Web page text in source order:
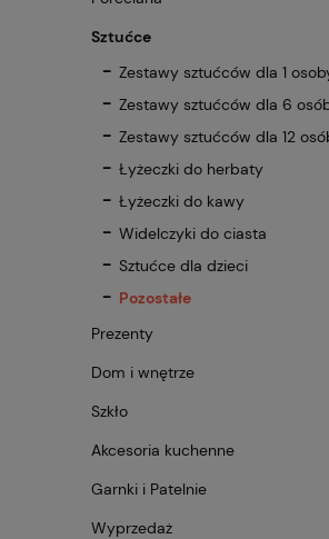
Sztućce
Zestawy sztućców dla 1
Zestawy sztućców dla 6
Zestawy sztućców dla 12
Łyżeczki do herbaty
Łyżeczki do kawy
Widelczyki do ciasta
Sztućce dla dzieci
Pozostałe
Prezenty
Dom i wnętrze
Szkło
Akcesoria kuchenne
Garnki i Patelnie
Wyprzedaż